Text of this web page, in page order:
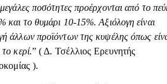
ποσότητες προέρχονται από το
και το θυμάρι 10-15%. Αξιόλογη είναι
άλλων προϊόντων της κυψέλης όπως
κερί.” ( Δ. Τσέλλιος Ερευνητής
).